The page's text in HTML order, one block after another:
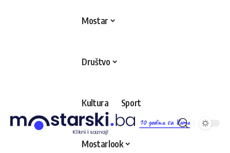
10 godina sa Vama
Mostar
Društvo
Kultura Sport
Mostarlook